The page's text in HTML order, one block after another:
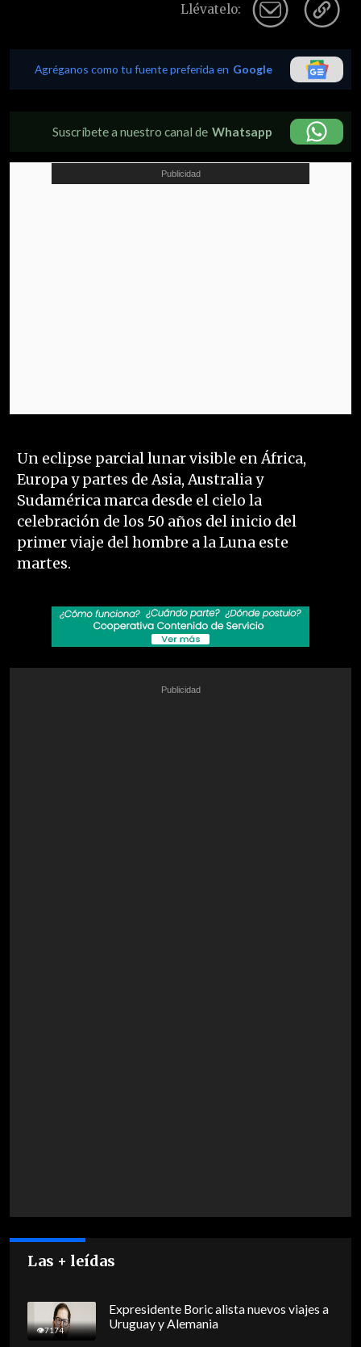
Llévatelo:
Agréganos como tu fuente preferida en Google
Suscríbete a nuestro canal de Whatsapp
Un eclipse parcial lunar visible en África,
Europa y partes de Asia, Australia y
Sudamérica marca desde el cielo la
celebración de los 50 años del inicio del
primer viaje del hombre a la Luna este
martes.
Las + leídas
7174
Expresidente Boric alista nuevos viajes a
Uruguay y Alemania